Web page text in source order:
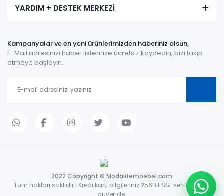
YARDIM + DESTEK MERKEZİ
Kampanyalar ve en yeni ürünlerimizden haberiniz olsun,
E-Mail adresinizi haber listemize ücretsiz kaydedin, bizi takip
etmeye başlayın.
2022 Copyright © Modalifemoebel.com
Tüm hakları saklıdır | Kredi kartı bilgileriniz 256Bit SSL sertifikası ile
güvende.